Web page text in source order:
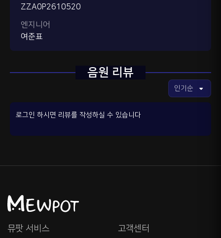
ZZA0P2610520
엔지니어
여준표
음원 리뷰
로그인 하시면 리뷰를 작성하실 수 있습니다
뮤팟 서비스 고객센터